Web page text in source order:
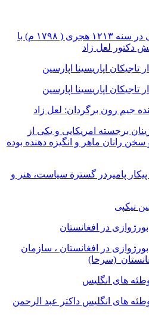
تالیف امام الدین حسینی در سنه ۱۲۱۳ هجری ( ۱۷۹۸ م) با
دکتور لعل زاد
تاجیکان اپاریسینا اپارسین
تاجیکان اپاریسینا اپارسین
جیم رون برگردان: لعل زاد
برجسته امریکایی و یکی از
رانان ماهر و انگیزه دهنده بوده
پامیردر گسترة سیاست، هنر و
نیکپی
در افغانستان
در افغانستان ، سازمان
(سرخا)
هاى انگليس
هاى انگليس داکتر عبد الرحمن